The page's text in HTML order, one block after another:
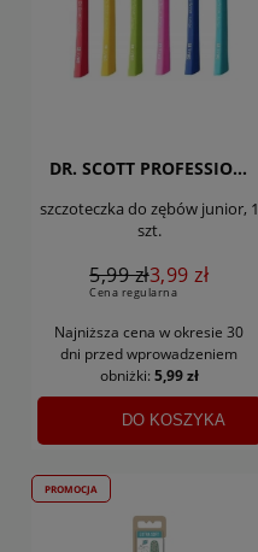
DR. SCOTT PROFESSIONAL
szczoteczka do zębów junior, 1
szt.
5,99 zł
Cena regularna
3,99 zł
Najniższa cena w okresie 30
dni przed wprowadzeniem
obniżki: 5,99 zł
DO KOSZYKA
PROMOCJA